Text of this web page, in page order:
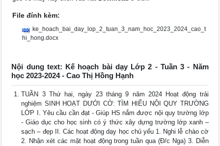
File đính kèm:
ke_hoach_bai_day_lop_2_tuan_3_nam_hoc_2023_2024_cao_t
hi_hong.docx
Nội dung text: Kế hoạch bài dạy Lớp 2 - Tuần 3 - Năm
học 2023-2024 - Cao Thị Hồng Hạnh
TUẦN 3 Thứ hai, ngày 23 tháng 9 năm 2024 Hoạt động trải
nghiệm SINH HOẠT DƯỚI CỜ: TÌM HIỂU NỘI QUY TRƯỜNG
LỚP I. Yêu cầu cần đạt - Giúp HS nắm được nội quy trường lớp
- Giáo dục cho học sinh có ý thức xây dựng trường lớp xanh –
sạch – đẹp II. Các hoạt động dạy học chủ yếu 1. Nghi lễ chào cờ
2. Nhận xét các mặt hoạt động trong tuần qua (Đ/c Nga) 3. Diễn